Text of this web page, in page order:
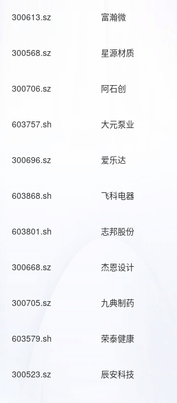
300613.sz 富瀚微
300568.sz 星源材质
300706.sz 阿石创
603757.sh 大元泵业
300696.sz 爱乐达
603868.sh 飞科电器
603801.sh 志邦股份
300668.sz 杰恩设计
300705.sz 九典制药
603579.sh 荣泰健康
300523.sz 辰安科技